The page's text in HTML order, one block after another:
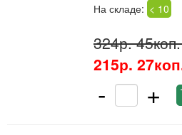
На складе: < 10
324р. 45коп.
215р.
- +